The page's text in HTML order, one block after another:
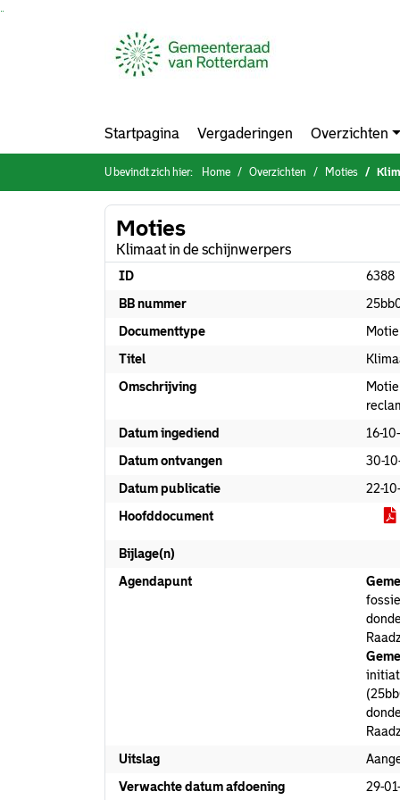
Startpagina Vergaderingen Overzichten
U bevindt zich hier: Home Overzichten Moties
Moties
Klimaat in de schijnwerpers
ID
6388
BB nummer
Documenttype
Motie
Titel
Omschrijving
Datum ingediend
16-
Datum ontvangen
30-
Datum publicatie
22-
Hoofddocument
Bijlage(n)
Agendapunt
Uitslag
Verwachte datum afdoening
29-